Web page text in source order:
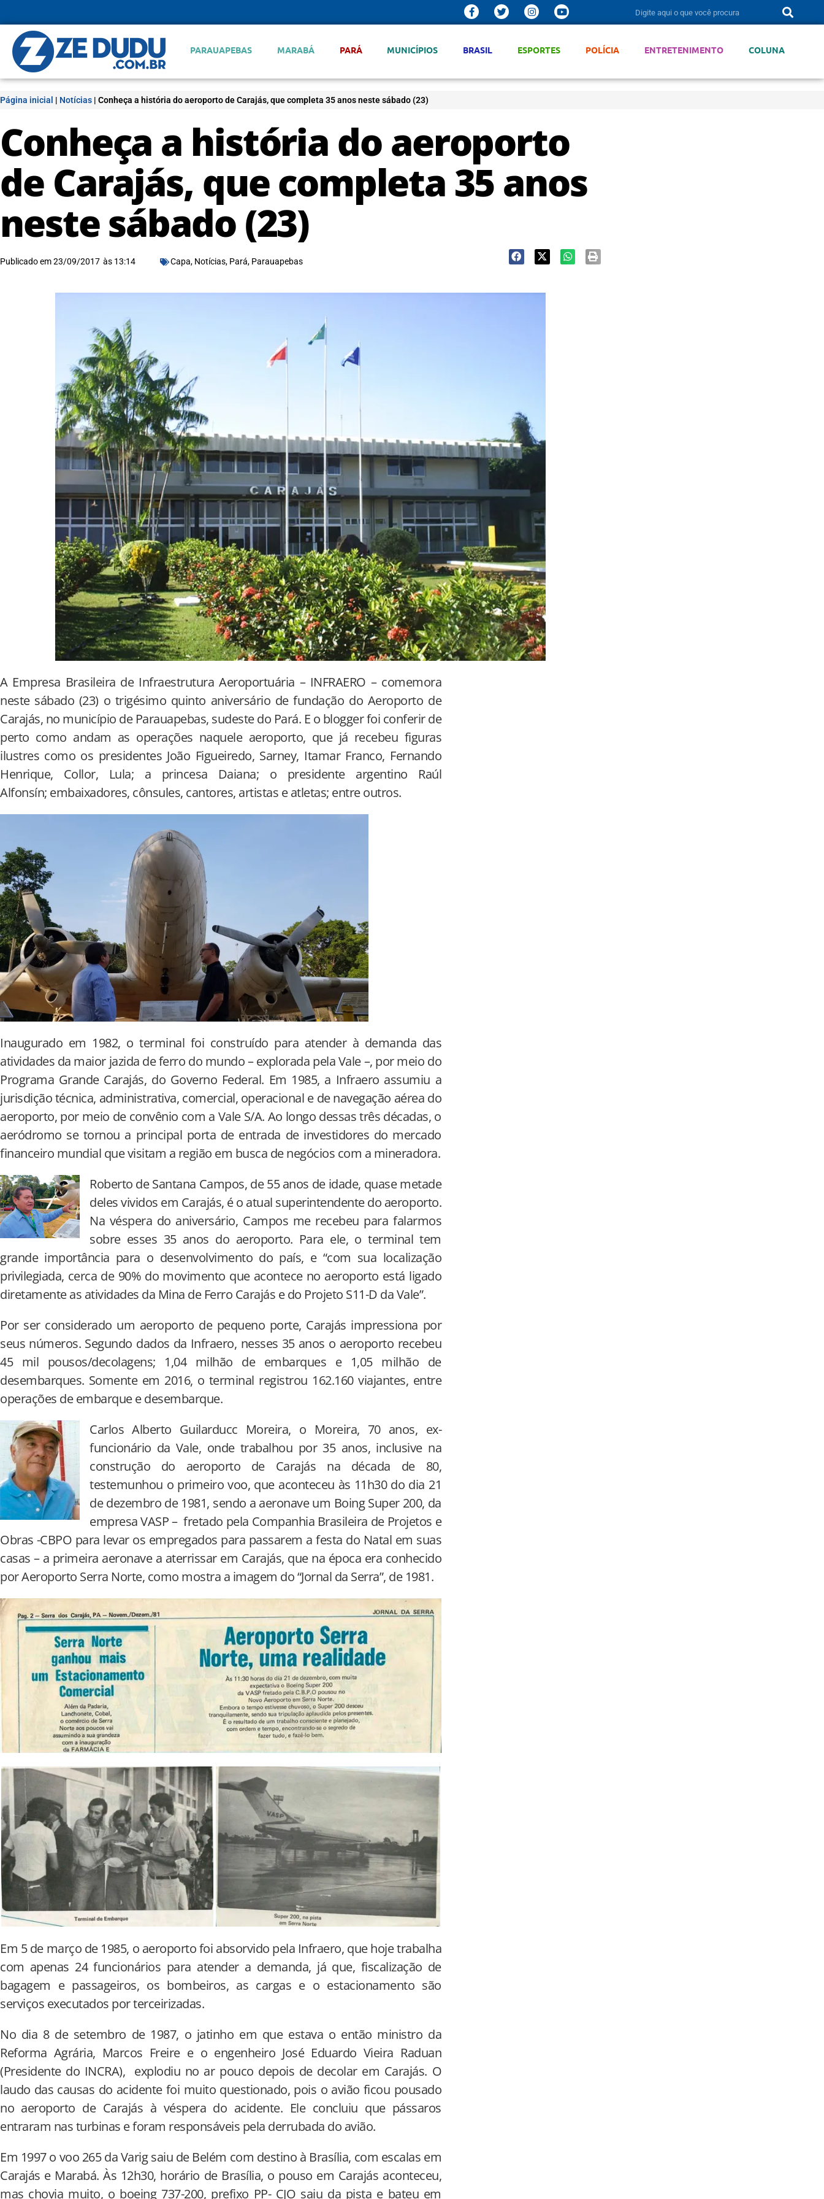
PARAUAPEBAS MARABÁ PARÁ MUNICÍPIOS BRASIL ESPORTES POLÍCIA ENTRETENIMENTO COLUNA
Página inicial | Notícias | Conheça a história do aeroporto de Carajás, que completa 35 anos neste sábado (23)
Conheça a história do aeroporto
de Carajás, que completa 35 anos
neste sábado (23)
Publicado em23/09/2017 às 13:14 Capa, Notícias, Pará, Parauapebas
A Empresa Brasileira de Infraestrutura Aeroportuária – INFRAERO – comemora
neste sábado (23) o trigésimo quinto aniversário de fundação do Aeroporto de
Carajás, no município de Parauapebas, sudeste do Pará. E o blogger foi conferir de
perto como andam as operações naquele aeroporto, que já recebeu figuras
ilustres como os presidentes João Figueiredo, Sarney, Itamar Franco, Fernando
Henrique, Collor, Lula; a princesa Daiana; o presidente argentino Raúl
Alfonsín; embaixadores, cônsules, cantores, artistas e atletas; entre outros.
Inaugurado em 1982, o terminal foi construído para atender à demanda das
atividades da maior jazida de ferro do mundo – explorada pela Vale –, por meio do
Programa Grande Carajás, do Governo Federal. Em 1985, a Infraero assumiu a
jurisdição técnica, administrativa, comercial, operacional e de navegação aérea do
aeroporto, por meio de convênio com a Vale S/A. Ao longo dessas três décadas, o
aeródromo se tornou a principal porta de entrada de investidores do mercado
financeiro mundial que visitam a região em busca de negócios com a mineradora.
Roberto de Santana Campos, de 55 anos de idade, quase metade
deles vividos em Carajás, é o atual superintendente do aeroporto.
Na véspera do aniversário, Campos me recebeu para falarmos
sobre esses 35 anos do aeroporto. Para ele, o terminal tem
grande importância para o desenvolvimento do país, e “com sua localização
privilegiada, cerca de 90% do movimento que acontece no aeroporto está ligado
diretamente as atividades da Mina de Ferro Carajás e do Projeto S11-D da Vale”.
Por ser considerado um aeroporto de pequeno porte, Carajás impressiona por
seus números. Segundo dados da Infraero, nesses 35 anos o aeroporto recebeu
45 mil pousos/decolagens; 1,04 milhão de embarques e 1,05 milhão de
desembarques. Somente em 2016, o terminal registrou 162.160 viajantes, entre
operações de embarque e desembarque.
Carlos Alberto Guilarducc Moreira, o Moreira, 70 anos, ex-
funcionário da Vale, onde trabalhou por 35 anos, inclusive na
construção do aeroporto de Carajás na década de 80,
testemunhou o primeiro voo, que aconteceu às 11h30 do dia 21
de dezembro de 1981, sendo a aeronave um Boing Super 200, da
empresa VASP – fretado pela Companhia Brasileira de Projetos e
Obras -CBPO para levar os empregados para passarem a festa do Natal em suas
casas – a primeira aeronave a aterrissar em Carajás, que na época era conhecido
por Aeroporto Serra Norte, como mostra a imagem do “Jornal da Serra”, de 1981.
Em 5 de março de 1985, o aeroporto foi absorvido pela Infraero, que hoje trabalha
com apenas 24 funcionários para atender a demanda, já que, fiscalização de
bagagem e passageiros, os bombeiros, as cargas e o estacionamento são
serviços executados por terceirizadas.
No dia 8 de setembro de 1987, o jatinho em que estava o então ministro da
Reforma Agrária, Marcos Freire e o engenheiro José Eduardo Vieira Raduan
(Presidente do INCRA), explodiu no ar pouco depois de decolar em Carajás. O
laudo das causas do acidente foi muito questionado, pois o avião ficou pousado
no aeroporto de Carajás à véspera do acidente. Ele concluiu que pássaros
entraram nas turbinas e foram responsáveis pela derrubada do avião.
Em 1997 o voo 265 da Varig saiu de Belém com destino à Brasília, com escalas em
Carajás e Marabá. Às 12h30, horário de Brasília, o pouso em Carajás aconteceu,
mas chovia muito, o boeing 737-200, prefixo PP- CJO saiu da pista e bateu em